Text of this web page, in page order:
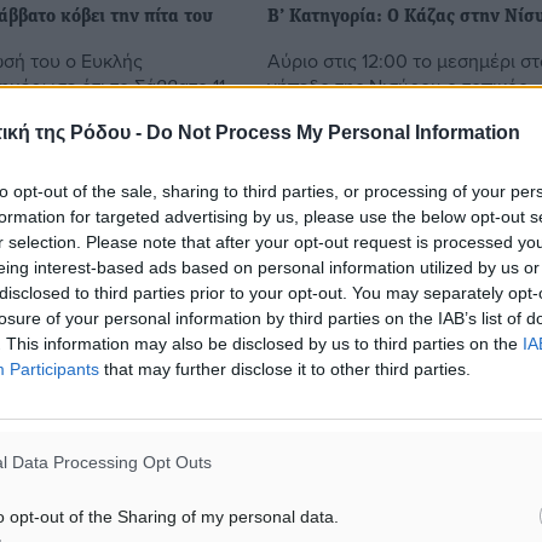
της Ρόδου - Do Not Process My Personal Information
opt-out of the sale, sharing to third parties, or processing of your
for targeted advertising by us, please use the below opt-out
selection. Please note that after your opt-out request is processed
interest-based ads based on personal information utilized by us
to third parties prior to your opt-out. You may separately
of your personal information by third parties on the IAB’s list of
This information may also be disclosed by us to third parties on the
Participants that may further disclose it to other third parties.
Data Processing Opt Outs
opt-out of the Sharing of my personal data.
κόβει την πίτα του
του ο Ευκλής
ότι το Σάββατο 11
με αφορμή την κοπή
Β’ Κατηγορία: Ο Κάζας στην
Αύριο στις 12:00 το μεσημέρι
γήπεδο της Νισύρου ο τοπικός
Αναγέννηση Έμπωνα, στο
13ης αγωνιστικής ...
06.02.17, 17:51